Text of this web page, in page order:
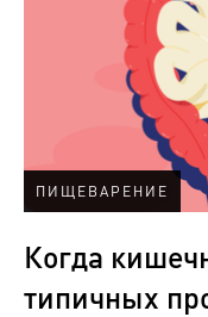
ПИЩЕВАРЕНИЕ
Когда
типичных